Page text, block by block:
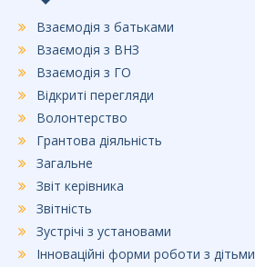
Взаємодія з батьками
Взаємодія з ВНЗ
Взаємодія з ГО
Відкриті перегляди
Волонтерство
Грантова діяльність
Загальне
Звіт керівника
Звітність
Зустрічі з установами
Інноваційні форми роботи з дітьми